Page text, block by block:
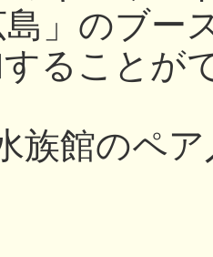
」のブー
ることが
族館のペ